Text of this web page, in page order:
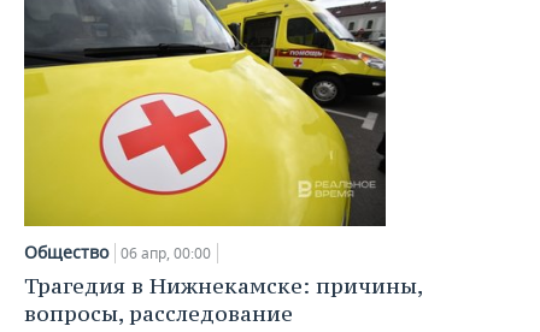
Общество 06 апр, 00:00
Трагедия в Нижнекамске: причины,
вопросы, расследование